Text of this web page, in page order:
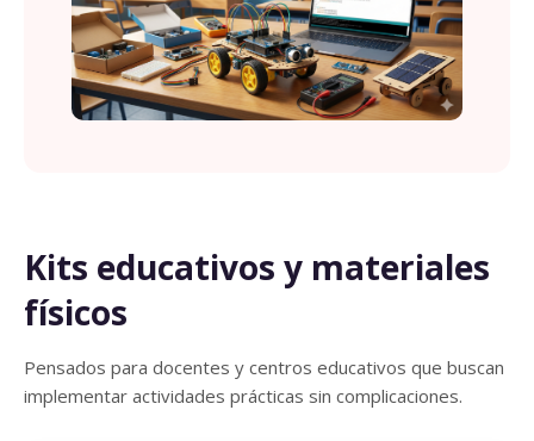
Kits educativos y materiales
físicos
Pensados para docentes y centros educativos que buscan
implementar actividades prácticas sin complicaciones.